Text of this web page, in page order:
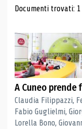
Risultati
Documenti trovati: 1
A Cuneo
Claudia Filippazzi,
Fabio Guglielmi,
Lorella Bono,